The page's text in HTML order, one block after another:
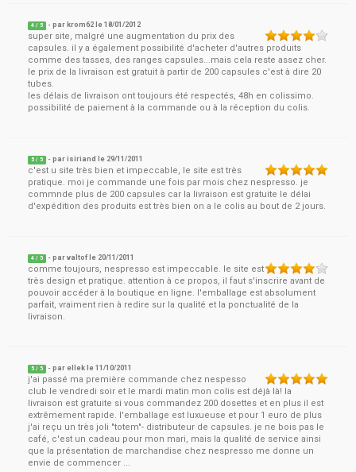
4 / 5 - par krom62 le18/01/2012
super site, malgré une augmentation du prix des
capsules. il y a également possibilité d'acheter d'autres produits
comme des tasses, des ranges capsules...mais cela reste assez cher.
le prix de la livraison est gratuit à partir de 200 capsules c'est à dire 20
tubes.
les délais de livraison ont toujours été respectés, 48h en colissimo.
possibilité de paiement à la commande ou à la réception du colis.
5 / 5 - parisiriand le 29/11/2011
c'est u site très bien et impeccable, le site est très
pratique. moi je commande une fois par mois chez nespresso. je
commnde plus de 200 capsules car la livraison est gratuite le délai
d'expédition des produits est très bien on a le colis au bout de 2 jours.
4 / 5 - parvaltofle 20/11/2011
comme toujours, nespresso est impeccable. le site est
très design et pratique. attention à ce propos, il faut s'inscrire avant de
pouvoir accéder à la boutique en ligne. l'emballage est absolument
parfait, vraiment rien à redire sur la qualité et la ponctualité de la
livraison.
5 / 5 - parellek le11/10/2011
j'ai passé ma première commande chez nespesso
club le vendredi soir et le mardi matin mon colis est déjà là! la
livraison est gratuite si vous commandez 200 dosettes et en plus il est
extrêmement rapide. l'emballage est luxueuse et pour 1 euro de plus
j'ai reçu un très joli "totem"- distributeur de capsules. je ne bois pas le
café, c'est un cadeau pour mon mari, mais la qualité de service ainsi
que la présentation de marchandise chez nespresso me donne un
envie de commencer ...